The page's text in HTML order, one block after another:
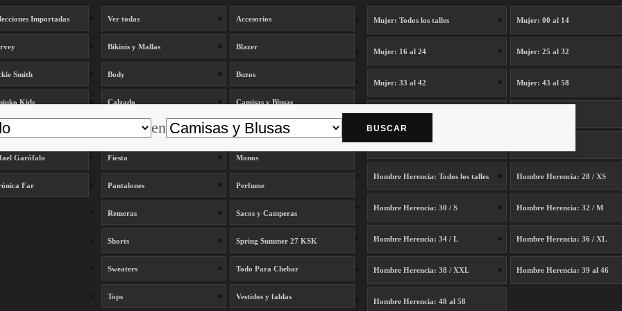
Importadas
Smith
Kids
Armesto
Garófalo
Far
Ver todas Accesorios
Bikinis y Mallas Blazer
Body Buzos
Calzado Camisas y Blusas
Denim
Fiesta Monos
Pantalones Perfume
Remeras Sacos y Camperas
Shorts Spring Summer 27 KSK
Sweaters Todo Para Chebar
Tops Vestidos y faldas
Mujer: Todos los talles Mujer: 00 al 14
Mujer: 16 al 24 Mujer: 25 al 32
Mujer: 33 al 42 Mujer: 43 al 58
Mujer: XS / S
Mujer: XL / XXL / XXXL
Hombre Herencia: Todos los talles Hombre Herencia: 28 / XS
Hombre Herencia: 30 / S Hombre Herencia: 32 / M
Hombre Herencia: 34 / L Hombre Herencia: 36 / XL
Hombre Herencia: 38 / XXL Hombre Herencia: 39 al 46
Hombre Herencia: 48 al 58
en BUSCAR